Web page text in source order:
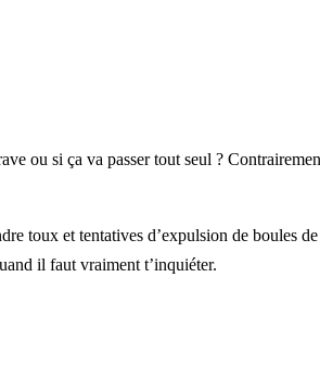
ou si ça va passer tout seul ?
toux et tentatives d’expulsion de boules
il faut vraiment t’inquiéter.